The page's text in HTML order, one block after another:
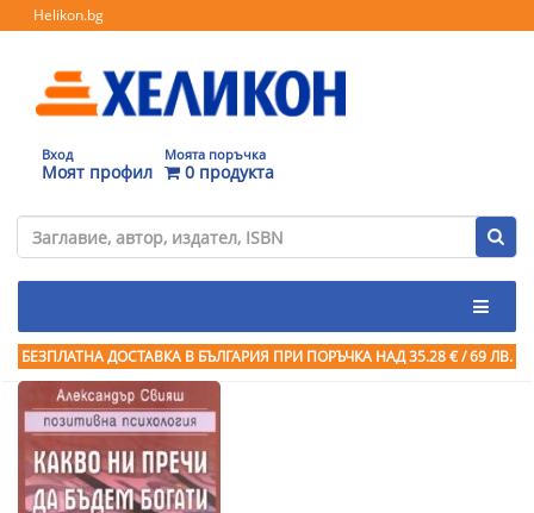
Helikon.bg
Вход
Моят профил
Моята поръчка
0 продукта
БЕЗПЛАТНА ДОСТАВКА В БЪЛГАРИЯ ПРИ ПОРЪЧКА НАД 35.28 € / 69 ЛВ.